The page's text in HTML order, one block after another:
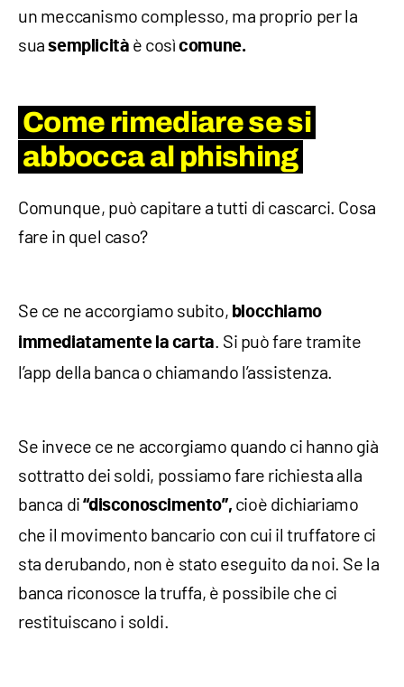
un meccanismo complesso, ma proprio per la
suasemplicità è cosìcomune.
Come rimediare se si
abbocca al phishing
Comunque, può capitare a tutti di cascarci. Cosa
fare in quel caso?
Se ce ne accorgiamo subito, blocchiamo
immediatamente la carta. Si può fare tramite
l’app della banca o chiamando l’assistenza.
Se invece ce ne accorgiamo quando ci hanno già
sottratto dei soldi, possiamo fare richiesta alla
banca di“disconoscimento”, cioè dichiariamo
che il movimento bancario con cui il truffatore ci
sta derubando, non è stato eseguito da noi. Se la
banca riconosce la truffa, è possibile che ci
restituiscano i soldi.